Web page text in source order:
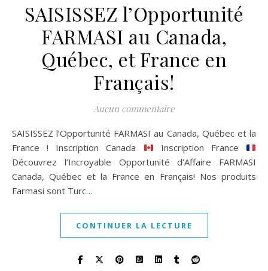
SAISISSEZ l’Opportunité
FARMASI au Canada,
Québec, et France en
Français!
Aucun commentaire
SAISISSEZ l’Opportunité FARMASI au Canada, Québec et la
France ! Inscription Canada
Inscription France
Découvrez l’Incroyable Opportunité d’Affaire FARMASI
Canada, Québec et la France en Français! Nos produits
Farmasi sont Turc…
CONTINUER LA LECTURE